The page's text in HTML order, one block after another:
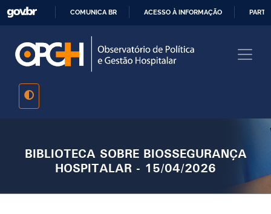
Pular
conteúdo
principal
PARA
O
COMUNICA BR ACESSO À INFORMAÇÃO
BIBLIOTECA SOBRE BIOSSEGURANÇA
HOSPITALAR - 15/04/2026